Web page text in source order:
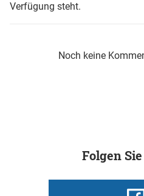
Verfügung steht.
Noch keine
Folgen